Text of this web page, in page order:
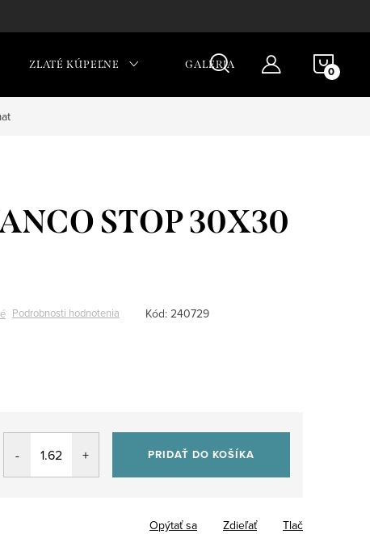
ZLATÉ KÚPEĽNE GALÉRIA
STOP 30X30
Podrobnosti hodnotenia Kód: 240729
PRIDAŤ DO KOŠÍKA
Tlač
Opýtať sa Zdieľať